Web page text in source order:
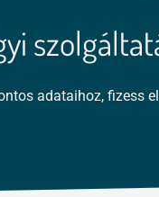
adataihoz, fizess